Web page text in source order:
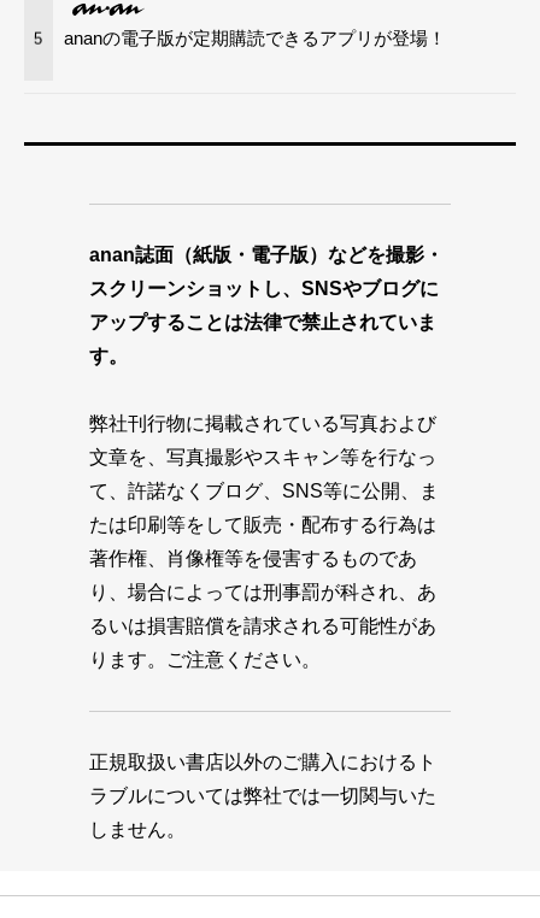
5 ananの電子版が定期購読できるアプリが登場！
anan誌面（紙版・電子版）などを撮影・
スクリーンショットし、SNSやブログに
アップすることは法律で禁止されていま
す。
弊社刊行物に掲載されている写真および
文章を、写真撮影やスキャン等を行なっ
て、許諾なくブログ、SNS等に公開、ま
たは印刷等をして販売・配布する行為は
著作権、肖像権等を侵害するものであ
り、場合によっては刑事罰が科され、あ
るいは損害賠償を請求される可能性があ
ります。ご注意ください。
正規取扱い書店以外のご購入におけるト
ラブルについては弊社では一切関与いた
しません。